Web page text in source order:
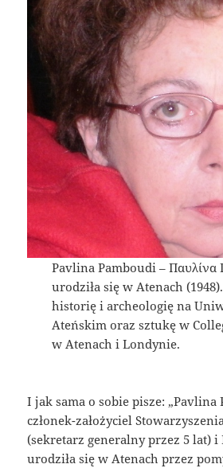
Pavlina Pamboudi – Παυλίνα
urodziła się w Atenach
historię i archeologię na
Ateńskim oraz sztukę w
w Atenach i Londynie.
I jak sama o sobie pisze: „Pavlina
członek-założyciel
(sekretarz generalny przez 5 lat) i
urodziła się w Atenach przez